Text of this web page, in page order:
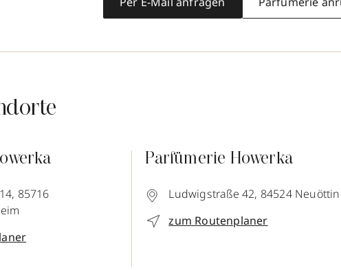
85716
Parfümerie Howerka
Ludwigstraße 42, 84524
zum Routenplaner